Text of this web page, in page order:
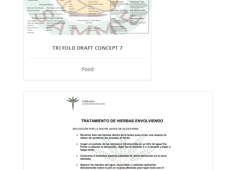
TRI FOLD DRAFT CONCEPT 7
Food